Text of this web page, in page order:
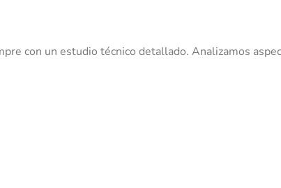
con un estudio técnico detallado. Analizamos